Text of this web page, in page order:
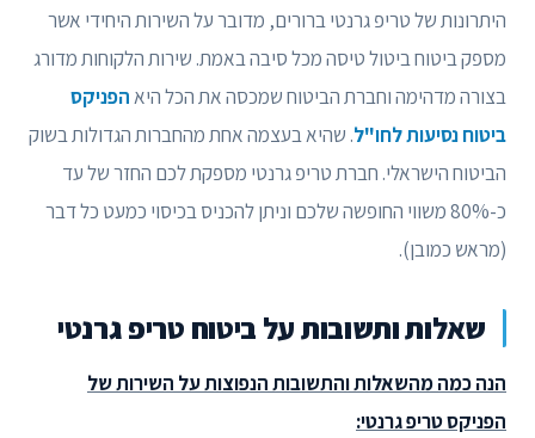
היתרונות של טריפ גרנטי ברורים, מדובר על השירות היחידי אשר
מספק ביטוח ביטול טיסה מכל סיבה באמת. שירות הלקוחות מדורג
בצורה מדהימה וחברת הביטוח שמכסה את הכל היאהפניקס
ביטוח נסיעות לחו"ל. שהיא בעצמה אחת מהחברות הגדולות בשוק
הביטוח הישראלי. חברת טריפ גרנטי מספקת לכם החזר של עד
כ-80% משווי החופשה שלכם וניתן להכניס בכיסוי כמעט כל דבר
(מראש כמובן).
שאלות ותשובות על ביטוח טריפ גרנטי
הנה כמה מהשאלות והתשובות הנפוצות על השירות של
הפניקס טריפ גרנטי: